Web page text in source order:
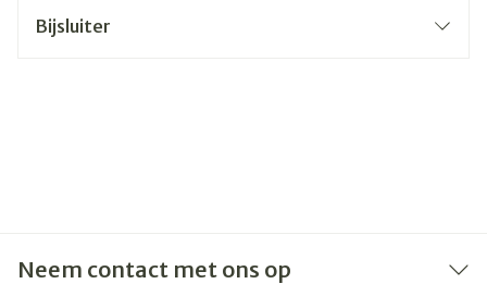
Bijsluiter
Neem contact met ons op